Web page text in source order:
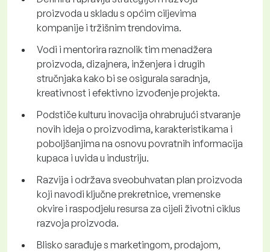
proizvoda u skladu s općim ciljevima
kompanije i tržišnim trendovima.
Vodi i mentorira raznolik tim menadžera
proizvoda, dizajnera, inženjera i drugih
stručnjaka kako bi se osigurala saradnja,
kreativnost i efektivno izvođenje projekta.
Podstiče kulturu inovacija ohrabrujući stvaranje
novih ideja o proizvodima, karakteristikama i
poboljšanjima na osnovu povratnih informacija
kupaca i uvida u industriju.
Razvija i održava sveobuhvatan plan proizvoda
koji navodi ključne prekretnice, vremenske
okvire i raspodjelu resursa za cijeli životni ciklus
razvoja proizvoda.
Blisko sarađuje s marketingom, prodajom,